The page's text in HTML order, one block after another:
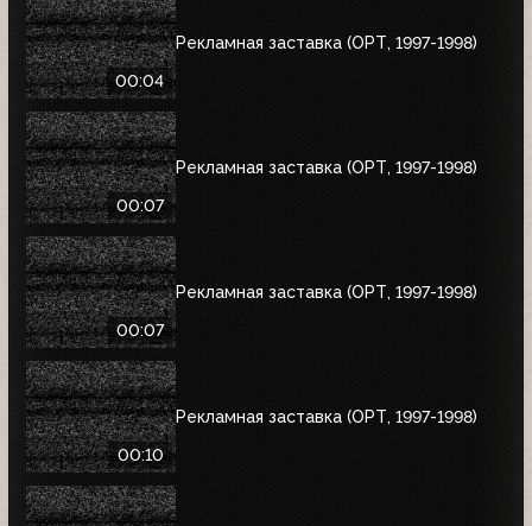
00:04
Рекламная заставка (ОРТ, 1997-1998)
00:07
Рекламная заставка (ОРТ, 1997-1998)
00:07
Рекламная заставка (ОРТ, 1997-1998)
00:10
Рекламная заставка (ОРТ, 1997-1998)